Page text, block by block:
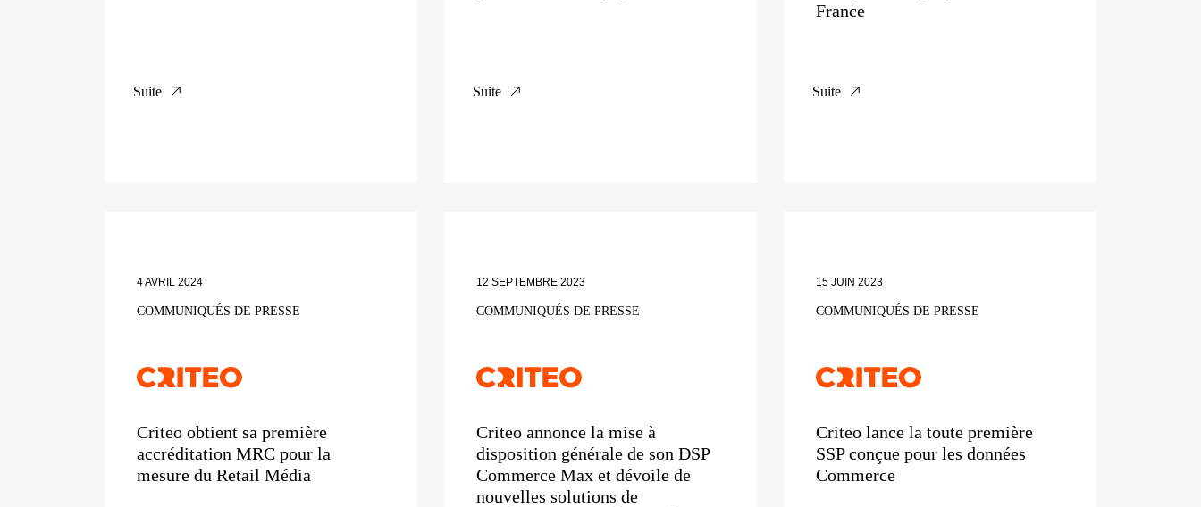
Suite Suite
France
Suite
4 AVRIL 2024
COMMUNIQUÉS DE PRESSE
Criteo obtient sa première
accréditation MRC pour la
mesure du Retail Média
12 SEPTEMBRE 2023
COMMUNIQUÉS DE PRESSE
Criteo annonce la mise à
disposition générale de son DSP
Commerce Max et dévoile de
nouvelles solutions de
15 JUIN 2023
COMMUNIQUÉS DE PRESSE
Criteo lance la toute première
SSP conçue pour les données
Commerce